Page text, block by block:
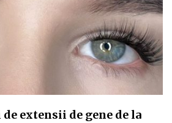
extensii de gene de la